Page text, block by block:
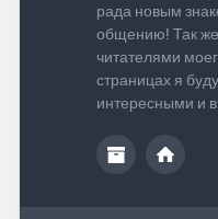
рада новым
общению! Так же
читателями
страницах я
интересными и